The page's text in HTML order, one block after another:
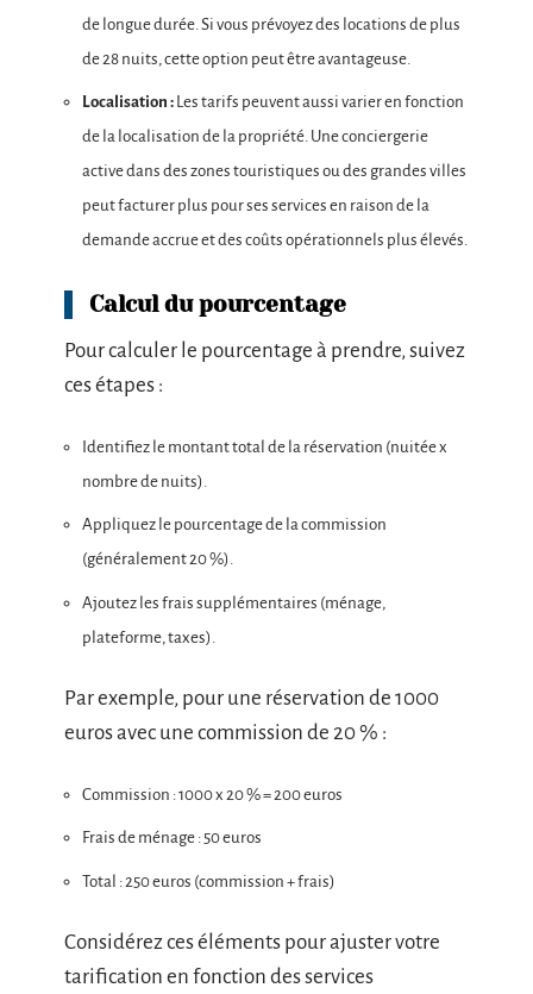
de longue durée. Si vous prévoyez des locations de plus
de 28 nuits, cette option peut être avantageuse.
Localisation : Les tarifs peuvent aussi varier en fonction
de la localisation de la propriété. Une conciergerie
active dans des zones touristiques ou des grandes villes
peut facturer plus pour ses services en raison de la
demande accrue et des coûts opérationnels plus élevés.
Calcul du pourcentage
Pour calculer le pourcentage à prendre, suivez
ces étapes :
Identifiez le montant total de la réservation (nuitée x
nombre de nuits).
Appliquez le pourcentage de la commission
(généralement 20 %).
Ajoutez les frais supplémentaires (ménage,
plateforme, taxes).
Par exemple, pour une réservation de 1000
euros avec une commission de 20 % :
Commission : 1000 x 20 % = 200 euros
Frais de ménage : 50 euros
Total : 250 euros (commission + frais)
Considérez ces éléments pour ajuster votre
tarification en fonction des services